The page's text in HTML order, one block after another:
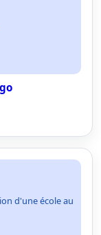
d'une école au